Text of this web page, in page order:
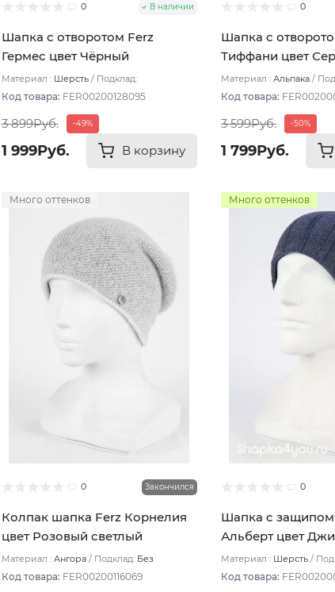
0 В наличии
Шапка с отворотом Ferz
Гермес цвет Чёрный
Материал : Шерсть
Подклад:
Код товара: FER00200128095
3 899Руб. -49%
1 999Руб. В корзину
0
Шапка с
Тиффани цвет
Материал : Альпака
Код товара:
3 599Руб. -50%
1 799Руб.
Много оттенков
0 Закончился
Колпак шапка Ferz Корнелия
цвет Розовый светлый
Материал : Ангора Подклад: Без
Код товара: FER00200116069
Много оттенков
0
Шапка с защипом
Альберт цвет
Материал : Шерсть
Код товара: